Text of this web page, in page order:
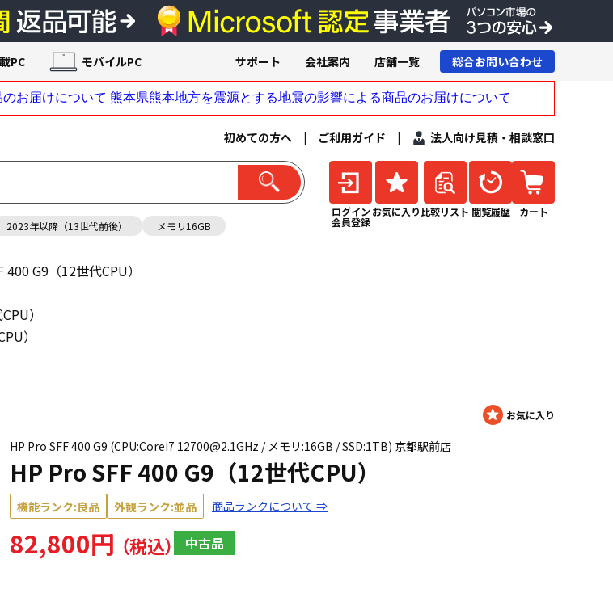
初めての方へ | ご利用ガイド | 法人向け見積・相談窓口
2023年以降（13世代前後） メモリ16GB
ログイン
会員登録
お気に入り 比較リスト 閲覧履歴 カート
PC モバイルPC サポート 会社案内 店舗一覧 総合お問い合わせ
400 G9（12世代CPU）
）
）
HP Pro SFF 400 G9 (CPU:Corei7 12700@2.1GHz / メモリ:16GB / SSD:1TB) 京都駅前店
HP Pro SFF 400 G9（12世代CPU）
機能ランク:良品 外観ランク:並品 商品ランクについて ⇒
82,800円 中古品